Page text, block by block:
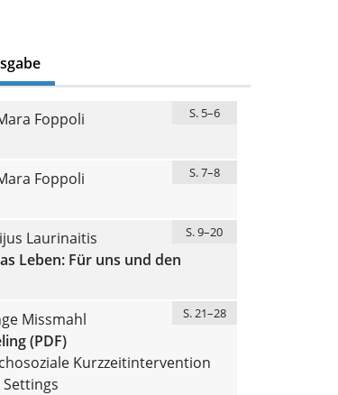
Foppoli S. 5–6
Foppoli
S. 7–8
Laurinaitis
S. 9–20
Leben: Für uns und den
Missmahl
S. 21–28
(PDF)
Kurzzeitintervention